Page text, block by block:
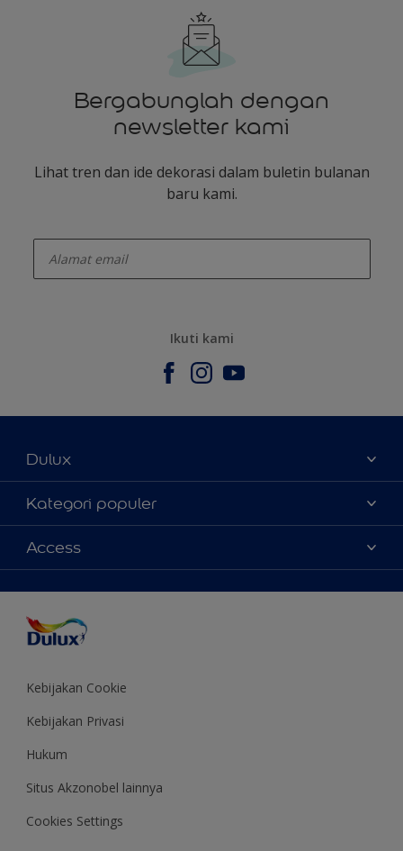
Bergabunglah dengan
newsletter kami
Lihat tren dan ide dekorasi dalam buletin bulanan
baru kami.
Ikuti kami
Dulux
Tentang Kami
Contact us
Temukan toko
Kategori populer
Warna
Produk
Inspirasi
Saran Mendekorasi
Colour of the Year
Access
Kebijakan Cookie
Kebijakan Privasi
Hukum
Situs Akzonobel lainnya
Cookies Settings